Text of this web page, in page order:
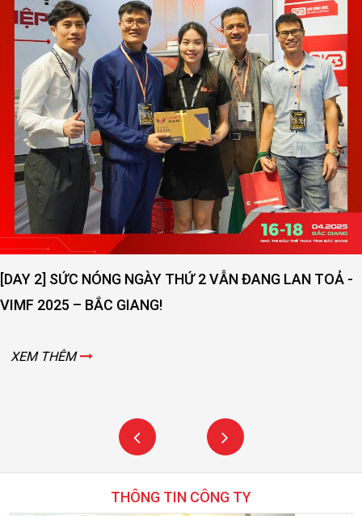
[DAY 2] SỨC NÓNG NGÀY THỨ 2 VẪN ĐANG LAN TOẢ -
VIMF 2025 – BẮC GIANG!
XEM THÊM
THÔNG TIN CÔNG TY